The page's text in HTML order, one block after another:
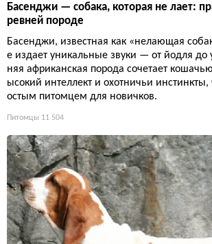
Басенджи — собака, которая не лает:
ревней породе
Басенджи, известная как «нелающая
е издает уникальные звуки — от йодля до
няя африканская порода сочетает
ысокий интеллект и охотничьи инстинкты,
остым питомцем для новичков.
Питомцы 11 504